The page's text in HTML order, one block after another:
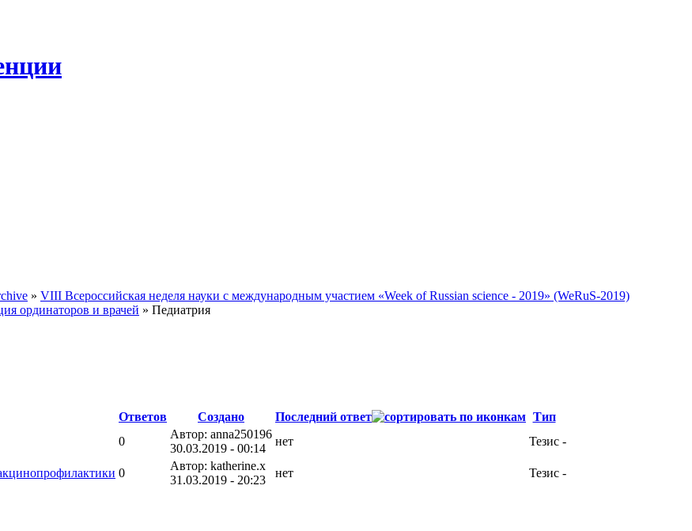
» VIII Всероссийская неделя науки с международным участием «Week of Russian science - 2019» (WeRuS-2019)
ординаторов и врачей » Педиатрия
Ответов Создано Последний ответ
Тип
0
Автор: anna250196
30.03.2019 - 00:14
нет Тезис -
0
Автор: katherine.x
31.03.2019 - 20:23
нет Тезис -